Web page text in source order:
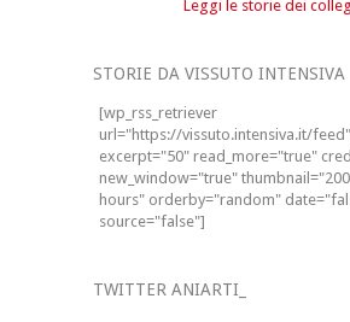
Leggi le storie dei
STORIE DA VISSUTO INTENSIVA
[wp_rss_retriever
url="https://vissuto.intensiva.it/
excerpt="50" read_more="true"
new_window="true"
hours" orderby="random"
source="false"]
TWITTER ANIARTI_